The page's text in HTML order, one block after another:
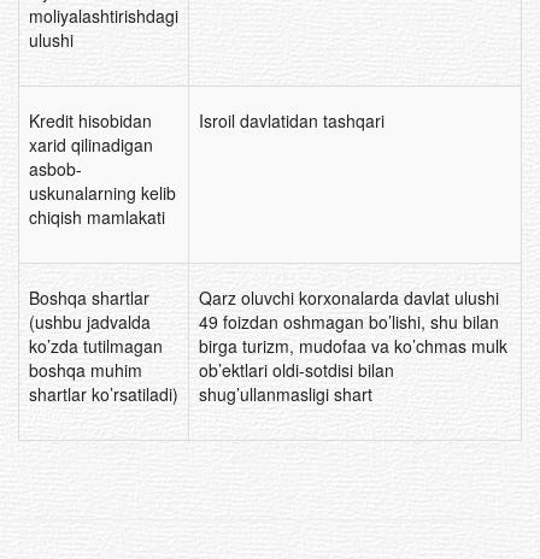
moliyalashtirishdagi
ulushi
Kredit hisobidan
xarid qilinadigan
asbob-
uskunalarning kelib
chiqish mamlakati
Isroil davlatidan tashqari
Boshqa shartlar
(ushbu jadvalda
ko’zda tutilmagan
boshqa muhim
shartlar ko’rsatiladi)
Qarz oluvchi korxonalarda davlat ulushi
49 foizdan oshmagan bo’lishi, shu bilan
birga turizm, mudofaa va ko’chmas mulk
ob’ektlari oldi-sotdisi bilan
shug’ullanmasligi shart